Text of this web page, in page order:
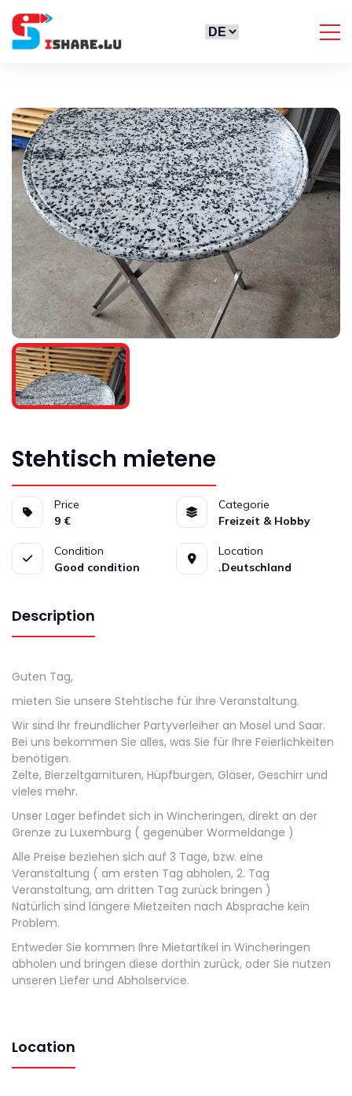
Stehtisch mietene
Price
9 €
Categorie
Freizeit & Hobby
Condition
Good condition
Location
.Deutschland
Description
Guten Tag,
mieten Sie unsere Stehtische für Ihre Veranstaltung.
Wir sind Ihr freundlicher Partyverleiher an Mosel und Saar.
Bei uns bekommen Sie alles, was Sie für Ihre Feierlichkeiten
benötigen.
Zelte, Bierzeltgarnituren, Hüpfburgen, Gläser, Geschirr und
vieles mehr.
Unser Lager befindet sich in Wincheringen, direkt an der
Grenze zu Luxemburg ( gegenüber Wormeldange )
Alle Preise beziehen sich auf 3 Tage, bzw. eine
Veranstaltung ( am ersten Tag abholen, 2. Tag
Veranstaltung, am dritten Tag zurück bringen )
Natürlich sind längere Mietzeiten nach Absprache kein
Problem.
Entweder Sie kommen Ihre Mietartikel in Wincheringen
abholen und bringen diese dorthin zurück, oder Sie nutzen
unseren Liefer und Abholservice.
Location